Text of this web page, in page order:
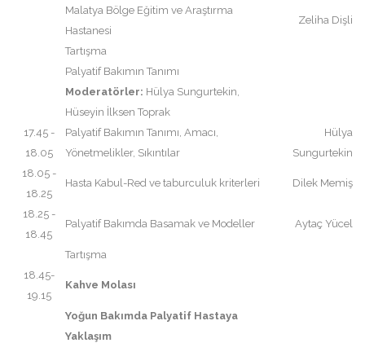
Malatya Bölge Eğitim ve Araştırma
Hastanesi
Zeliha Dişli
Tartışma
Palyatif Bakımın Tanımı
Moderatörler: Hülya Sungurtekin,
Hüseyin İlksen Toprak
17.45 -
18.05
Palyatif Bakımın Tanımı, Amacı,
Yönetmelikler, Sıkıntılar
Hülya
Sungurtekin
18.05 -
18.25
Hasta Kabul-Red ve taburculuk kriterleri Dilek Memiş
18.25 -
18.45
Palyatif Bakımda Basamak ve Modeller Aytaç Yücel
Tartışma
18.45-
19.15
Kahve Molası
Yoğun Bakımda Palyatif Hastaya
Yaklaşım